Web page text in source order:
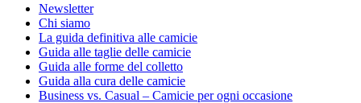
Newsletter
Chi siamo
La guida definitiva alle camicie
Guida alle taglie delle camicie
Guida alle forme del colletto
Guida alla cura delle camicie
Business vs. Casual – Camicie per ogni occasione